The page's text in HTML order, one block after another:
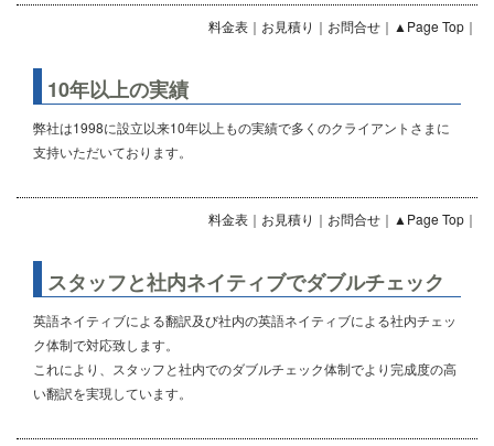
料金表 ｜ お見積り ｜ お問合せ ｜ ▲Page Top ｜
10年以上の実績
弊社は1998に設立以来10年以上もの実績で多くのクライアントさまに
支持いただいております。
料金表 ｜ お見積り ｜ お問合せ ｜ ▲Page Top ｜
スタッフと社内ネイティブでダブルチェック
英語ネイティブによる翻訳及び社内の英語ネイティブによる社内チェッ
ク体制で対応致します。
これにより、スタッフと社内でのダブルチェック体制でより完成度の高
い翻訳を実現しています。